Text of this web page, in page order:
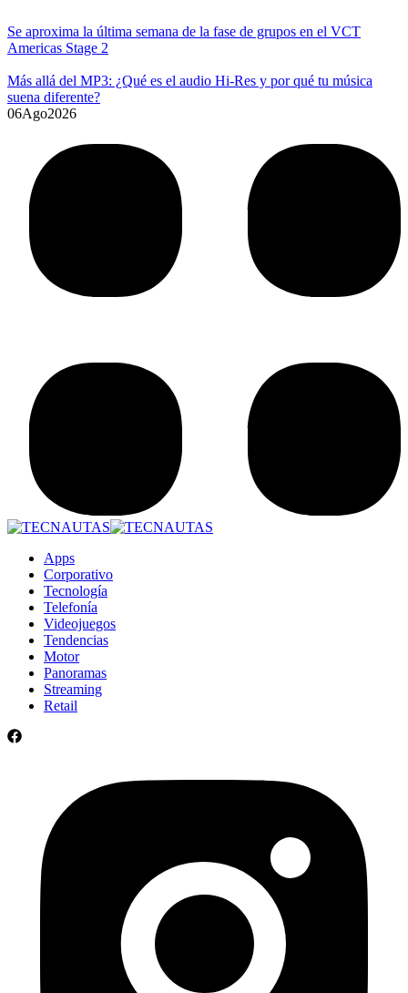
Se aproxima la última semana de la fase de grupos en el VCT
Americas Stage 2
Más allá del MP3: ¿Qué es el audio Hi-Res y por qué tu música
suena diferente?
06Ago2026
Apps
Corporativo
Tecnología
Telefonía
Videojuegos
Tendencias
Motor
Panoramas
Streaming
Retail